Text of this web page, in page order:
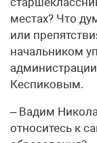
местах? Что
или
начальником
Кеспиковым.
– Вадим
относитесь к